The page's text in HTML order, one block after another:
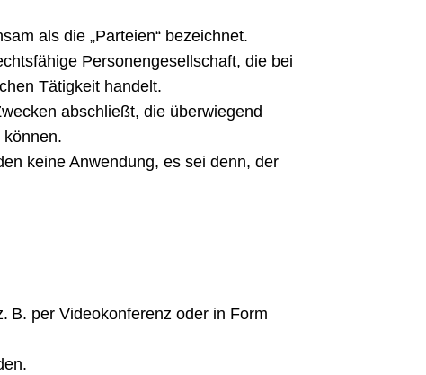
als die „Parteien“ bezeichnet.
Personengesellschaft, die bei
Tätigkeit handelt.
abschließt, die überwiegend
keine Anwendung, es sei denn, der
B. per Videokonferenz oder in Form